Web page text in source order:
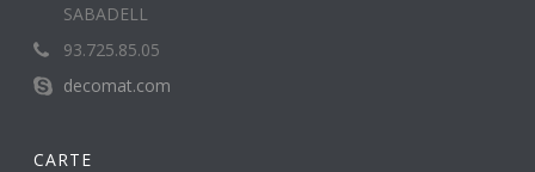
SABADELL
93.725.85.05
decomat.com
CARTE